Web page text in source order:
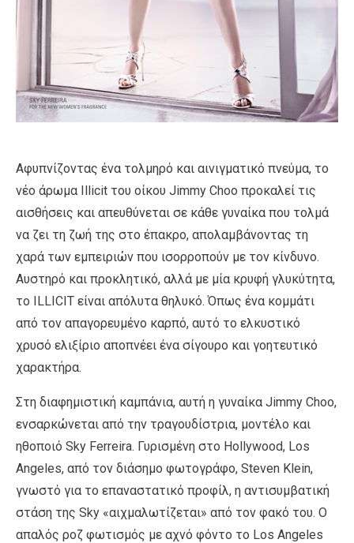
Αφυπνίζοντας ένα τολμηρό και αινιγματικό πνεύμα, το
νέο άρωμα Illicit του οίκου Jimmy Choo προκαλεί τις
αισθήσεις και απευθύνεται σε κάθε γυναίκα που τολμά
να ζει τη ζωή της στο έπακρο, απολαμβάνοντας τη
χαρά των εμπειριών που ισορροπούν με τον κίνδυνο.
Αυστηρό και προκλητικό, αλλά με μία κρυφή γλυκύτητα,
το ILLICIT είναι απόλυτα θηλυκό. Όπως ένα κομμάτι
από τον απαγορευμένο καρπό, αυτό το ελκυστικό
χρυσό ελιξίριο αποπνέει ένα σίγουρο και γοητευτικό
χαρακτήρα.
Στη διαφημιστική καμπάνια, αυτή η γυναίκα Jimmy Choo,
ενσαρκώνεται από την τραγουδίστρια, μοντέλο και
ηθοποιό Sky Ferreira. Γυρισμένη στο Hollywood, Los
Angeles, από τον διάσημο φωτογράφο, Steven Klein,
γνωστό για το επαναστατικό προφίλ, η αντισυμβατική
στάση της Sky «αιχμαλωτίζεται» από τον φακό του. Ο
απαλός ροζ φωτισμός με αχνό φόντο το Los Angeles